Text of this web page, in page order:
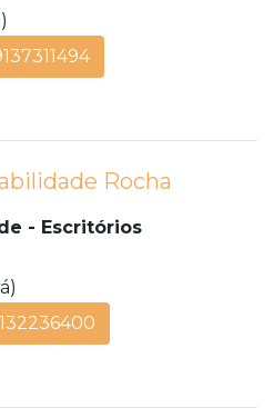
Rocha
- Escritórios